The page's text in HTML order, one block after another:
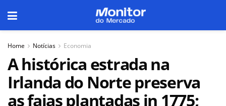
Home Notícias Economia
A histórica estrada na
Irlanda do Norte preserva
as faias plantadas in 1775;